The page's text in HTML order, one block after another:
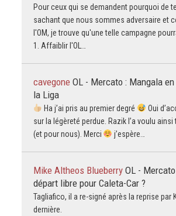
Pour ceux qui se demandent pourquoi de
sachant que nous sommes adversaire et
l'OM, je trouve qu'une telle campagne
1. Affaiblir l'OL…
cavegone OL - Mercato : Mangala
la Liga
Ha j’ai pris au premier degré
Oui
sur la légèreté perdue. Razik l’a voulu
(et pour nous). Merci
j’espère…
Mike Altheos Blueberry OL -
départ libre pour Caleta-Car ?
Tagliafico, il a re-signé après la reprise par
dernière.